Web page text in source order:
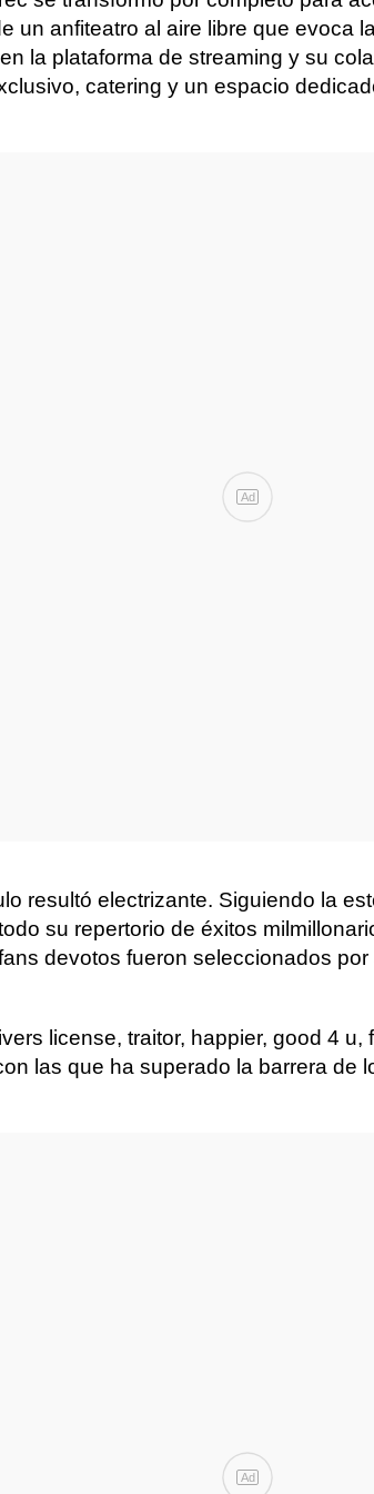
un anfiteatro al aire libre que evoca
la plataforma de streaming y su
catering y un espacio
Ad
resultó electrizante. Siguiendo la
su repertorio de éxitos
devotos fueron seleccionados
license, traitor, happier, good 4
las que ha superado la barrera de
Ad